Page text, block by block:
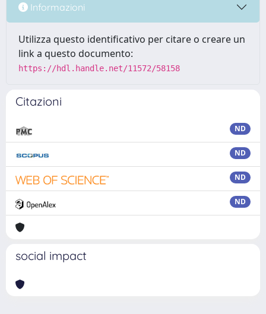
Informazioni
Utilizza questo identificativo per citare o creare un
link a questo documento:
https://hdl.handle.net/11572/58158
Citazioni
ND
ND
ND
ND
social impact